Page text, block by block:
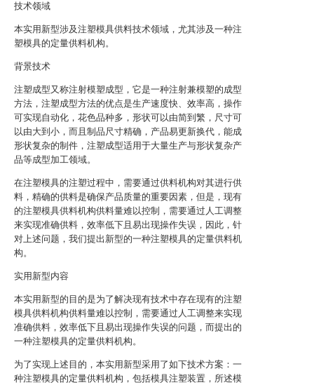
技术领域
本实用新型涉及注塑模具供料技术领域，尤其涉及一种注
塑模具的定量供料机构。
背景技术
注塑成型又称注射模塑成型，它是一种注射兼模塑的成型
方法，注塑成型方法的优点是生产速度快、效率高，操作
可实现自动化，花色品种多，形状可以由简到繁，尺寸可
以由大到小，而且制品尺寸精确，产品易更新换代，能成
形状复杂的制件，注塑成型适用于大量生产与形状复杂产
品等成型加工领域。
在注塑模具的注塑过程中，需要通过供料机构对其进行供
料，精确的供料是确保产品质量的重要因素，但是，现有
的注塑模具供料机构供料量难以控制，需要通过人工调整
来实现准确供料，效率低下且易出现操作失误，因此，针
对上述问题，我们提出新型的一种注塑模具的定量供料机
构。
实用新型内容
本实用新型的目的是为了解决现有技术中存在现有的注塑
模具供料机构供料量难以控制，需要通过人工调整来实现
准确供料，效率低下且易出现操作失误的问题，而提出的
一种注塑模具的定量供料机构。
为了实现上述目的，本实用新型采用了如下技术方案：一
种注塑模具的定量供料机构，包括模具注塑装置，所述模